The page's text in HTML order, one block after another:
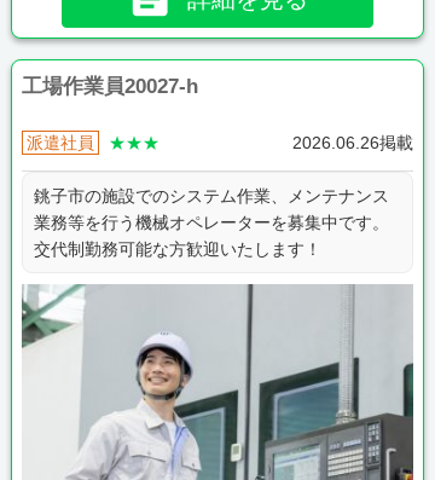
工場作業員20027-h
派遣社員 ★★★ 2026.06.26掲載
銚子市の施設でのシステム作業、メンテナンス
業務等を行う機械オペレーターを募集中です。
交代制勤務可能な方歓迎いたします！